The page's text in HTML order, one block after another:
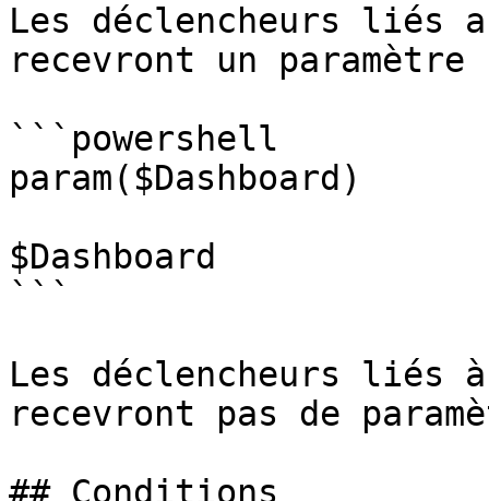
Les déclencheurs liés
recevront un paramètre
```powershell
param($Dashboard)
$Dashboard
```
Les déclencheurs liés
recevront pas de
## Conditions